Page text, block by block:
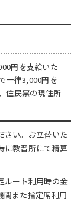
円を支給いた
一律3,000円を
住民票の現住所
さい。お立替いた
に教習所にて精算
ルート利用時の金
関また指定席利用